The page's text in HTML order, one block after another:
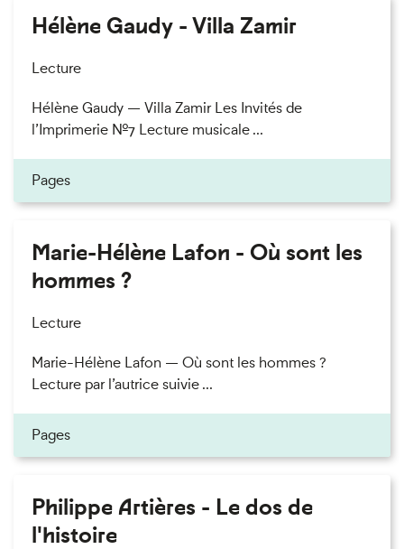
Hélène Gaudy - Villa Zamir
Lecture
Hélène Gaudy — Villa Zamir Les Invités de
l’Imprimerie n°7 Lecture musicale ...
Pages
Marie-Hélène Lafon - Où sont les
hommes ?
Lecture
Marie-Hélène Lafon — Où sont les hommes ?
Lecture par l’autrice suivie ...
Pages
Philippe Artières - Le dos de
l'histoire